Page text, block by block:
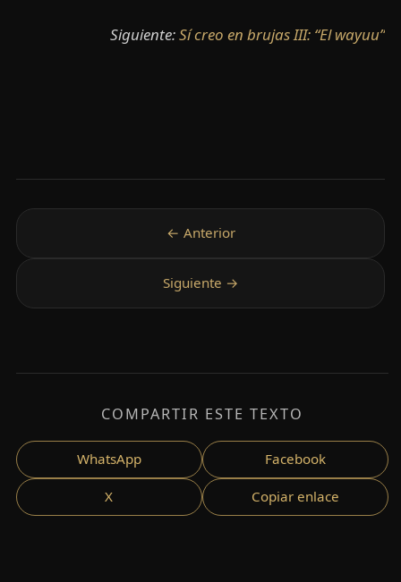
Siguiente:Sí creo en brujas III: “El wayuu”
COMPARTIR ESTE TEXTO
WhatsApp Facebook
X Copiar enlace